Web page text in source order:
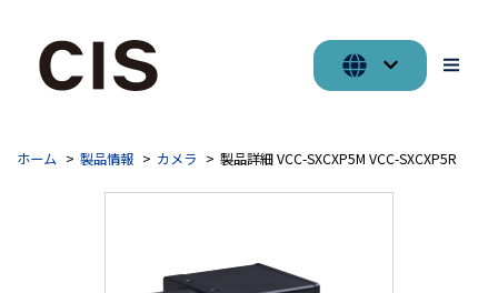
ホーム 製品情報 カメラ 製品詳細 VCC-SXCXP5M VCC-SXCXP5R